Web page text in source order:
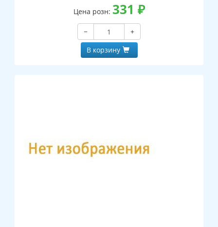
Цена розн: 331 ₽
−
+
В корзину